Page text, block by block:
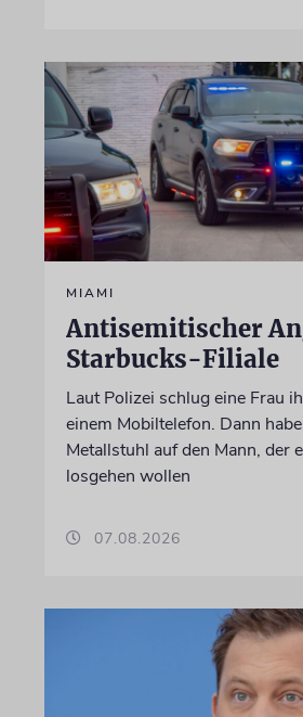
MIAMI
Antisemitischer
Starbucks-Filiale
Laut Polizei schlug eine Frau
einem Mobiltelefon. Dann
Metallstuhl auf den Mann, der
losgehen wollen
07.08.2026